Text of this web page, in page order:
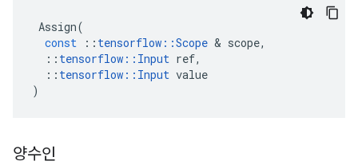
Assign(
const
:: tensorflow ::Scope & scope,
:: tensorflow :: Input ref,
:: tensorflow :: Input value
)
양수인